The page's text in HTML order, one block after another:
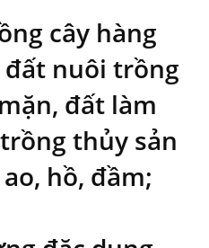
cây hàng
đất nuôi trồng
đất làm
thủy sản
hồ, đầm;